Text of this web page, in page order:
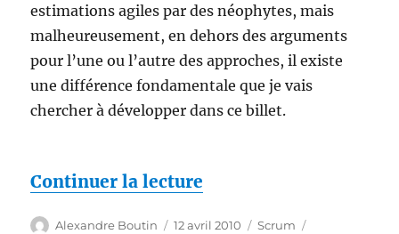
estimations agiles par des néophytes, mais
malheureusement, en dehors des arguments
pour l’une ou l’autre des approches, il existe
une différence fondamentale que je vais
chercher à développer dans ce billet.
Continuer la lecture
Auteur
Alexandre Boutin
Publié
12 avril 2010 Catégories
Scrum